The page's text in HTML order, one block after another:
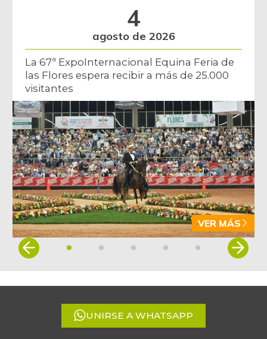
4
agosto de 2026
La 67ª ExpoInternacional Equina Feria de
las Flores espera recibir a más de 25.000
visitantes
VER MÁS
Item
5
UNIRSE A WHATSAPP